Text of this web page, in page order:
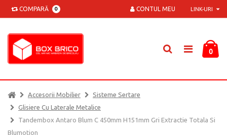
COMPARĂ 0 LINK-URI
CONTUL MEU
0
Accesorii Mobilier
Sisteme Sertare
Glisiere Cu Laterale Metalice
Tandembox Antaro Blum C 450mm H151mm Gri Extractie Totala Si
Blumotion